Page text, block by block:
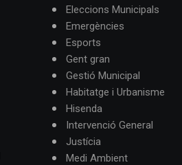
Eleccions Municipals
Emergències
Esports
Gent gran
Gestió Municipal
Habitatge i Urbanisme
Hisenda
Intervenció General
Justícia
Medi Ambient